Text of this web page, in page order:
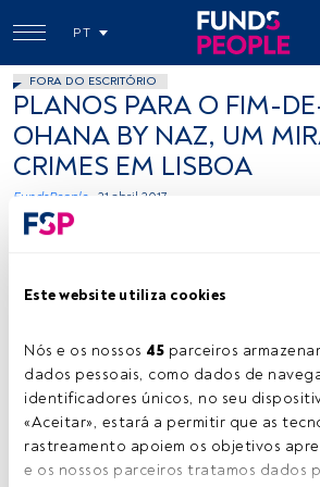
Este website utiliza cookies
Nós e os nossos 45 parceiros
dados pessoais, como dados de
identificadores únicos, no seu
«Aceitar», estará a permitir que as
rastreamento apoiem os objetivos
e os nossos parceiros tratamos dados
PT
FORA DO ESCRITÓRIO
PLANOS PARA O FIM-
OHANA BY NAZ, UM
CRIMES EM LISBOA
FundsPeople . 21 abril 2017
Filipe Fortes, Flickr, Creative Commons
Tempo de leitura: 1 min.